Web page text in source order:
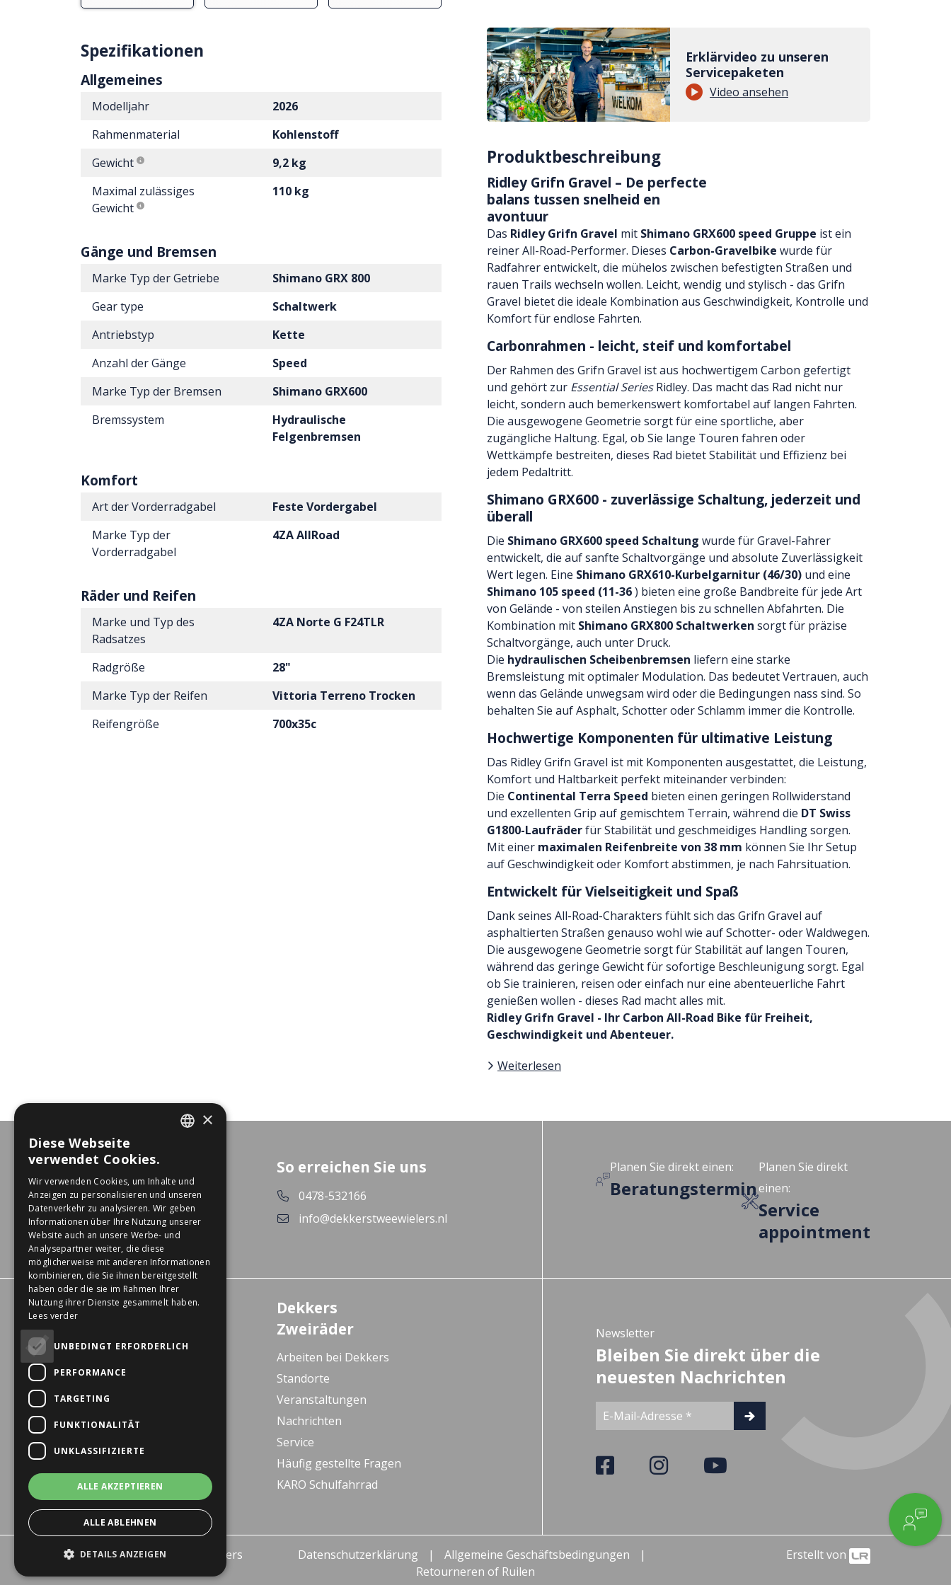
Spezifikationen
Allgemeines
Modelljahr
2026
Rahmenmaterial
Kohlenstoff
Gewicht
9,2 kg
Maximal zulässiges
Gewicht
110 kg
Gänge und Bremsen
Marke Typ der Getriebe
Shimano GRX 800
Gear type
Schaltwerk
Antriebstyp
Kette
Anzahl der Gänge
Speed
Marke Typ der Bremsen
Shimano GRX600
Bremssystem
Hydraulische
Felgenbremsen
Komfort
Art der Vorderradgabel
Feste Vordergabel
Marke Typ der
Vorderradgabel
4ZA AllRoad
Räder und Reifen
Marke und Typ des
Radsatzes
4ZA Norte G F24TLR
Radgröße
28"
Marke Typ der Reifen
Vittoria Terreno Trocken
Reifengröße
700x35c
Erklärvideo zu unseren
Servicepaketen
Video ansehen
Produktbeschreibung
Ridley Grifn Gravel – De perfecte
balans tussen snelheid en
avontuur
Das Ridley Grifn Gravel mit Shimano GRX600 speed Gruppe ist ein
reiner All-Road-Performer. Dieses Carbon-Gravelbike wurde für
Radfahrer entwickelt, die mühelos zwischen befestigten Straßen und
rauen Trails wechseln wollen. Leicht, wendig und stylisch - das Grifn
Gravel bietet die ideale Kombination aus Geschwindigkeit, Kontrolle und
Komfort für endlose Fahrten.
Carbonrahmen - leicht, steif und komfortabel
Der Rahmen des Grifn Gravel ist aus hochwertigem Carbon gefertigt
und gehört zur Essential SeriesRidley. Das macht das Rad nicht nur
leicht, sondern auch bemerkenswert komfortabel auf langen Fahrten.
Die ausgewogene Geometrie sorgt für eine sportliche, aber
zugängliche Haltung. Egal, ob Sie lange Touren fahren oder
Wettkämpfe bestreiten, dieses Rad bietet Stabilität und Effizienz bei
jedem Pedaltritt.
Shimano GRX600 - zuverlässige Schaltung, jederzeit und
überall
Die Shimano GRX600 speed Schaltung wurde für Gravel-Fahrer
entwickelt, die auf sanfte Schaltvorgänge und absolute Zuverlässigkeit
Wert legen. Eine Shimano GRX610-Kurbelgarnitur (46/30) und eine
Shimano 105 speed (11-36) bieten eine große Bandbreite für jede Art
von Gelände - von steilen Anstiegen bis zu schnellen Abfahrten. Die
Kombination mit Shimano GRX800 Schaltwerken sorgt für präzise
Schaltvorgänge, auch unter Druck.
Die hydraulischen Scheibenbremsen liefern eine starke
Bremsleistung mit optimaler Modulation. Das bedeutet Vertrauen, auch
wenn das Gelände unwegsam wird oder die Bedingungen nass sind. So
behalten Sie auf Asphalt, Schotter oder Schlamm immer die Kontrolle.
Hochwertige Komponenten für ultimative Leistung
Das Ridley Grifn Gravel ist mit Komponenten ausgestattet, die Leistung,
Komfort und Haltbarkeit perfekt miteinander verbinden:
Die Continental Terra Speed bieten einen geringen Rollwiderstand
und exzellenten Grip auf gemischtem Terrain, während die DT Swiss
G1800-Laufräderfür Stabilität und geschmeidiges Handling sorgen.
Mit einer maximalen Reifenbreite von 38 mm können Sie Ihr Setup
auf Geschwindigkeit oder Komfort abstimmen, je nach Fahrsituation.
Entwickelt für Vielseitigkeit und Spaß
Dank seines All-Road-Charakters fühlt sich das Grifn Gravel auf
asphaltierten Straßen genauso wohl wie auf Schotter- oder Waldwegen.
Die ausgewogene Geometrie sorgt für Stabilität auf langen Touren,
während das geringe Gewicht für sofortige Beschleunigung sorgt. Egal
ob Sie trainieren, reisen oder einfach nur eine abenteuerliche Fahrt
genießen wollen - dieses Rad macht alles mit.
Ridley Grifn Gravel - Ihr Carbon All-Road Bike für Freiheit,
Geschwindigkeit und Abenteuer.
Weiterlesen
So erreichen Sie uns
0478-532166
info@dekkerstweewielers.nl
Planen Sie direkt einen:
Beratungstermin
Planen Sie direkt
einen:
Service
appointment
Erlebniszentrum
De Gagel 12
E-bike Store Vlodrop
6063 NL Vlodrop
De Leeuwhof 7
6301 KZ Valkenburg
Dekkers
Zweiräder
Arbeiten bei Dekkers
Standorte
Veranstaltungen
Nachrichten
Service
Häufig gestellte Fragen
KARO Schulfahrrad
Newsletter
Bleiben Sie direkt über die
neuesten Nachrichten
© 2026 - Dekkers Tweewielers
Datenschutzerklärung
Allgemeine Geschäftsbedingungen
Retourneren of Ruilen
Erstellt von
×
Diese Webseite
verwendet Cookies.
Wir verwenden Cookies, um Inhalte und
Anzeigen zu personalisieren und unseren
Datenverkehr zu analysieren. Wir geben
Informationen über Ihre Nutzung unserer
Website auch an unsere Werbe- und
Analysepartner weiter, die diese
möglicherweise mit anderen Informationen
kombinieren, die Sie ihnen bereitgestellt
haben oder die sie im Rahmen Ihrer
Nutzung ihrer Dienste gesammelt haben.
Lees verder
UNBEDINGT ERFORDERLICH
PERFORMANCE
TARGETING
FUNKTIONALITÄT
UNKLASSIFIZIERTE
ALLE AKZEPTIEREN
ALLE ABLEHNEN
DETAILS ANZEIGEN